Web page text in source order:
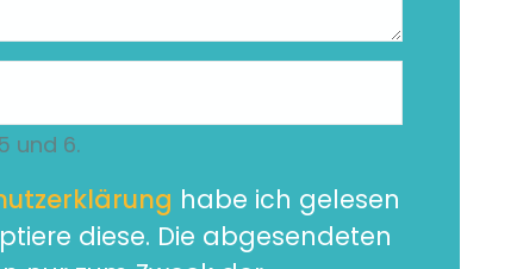
und 6.
habe ich gelesen
diese. Die abgesendeten